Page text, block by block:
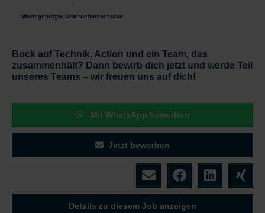
Wertegeprägte Unternehmenskultur
Bock auf Technik, Action und ein Team, das
zusammenhält? Dann bewirb dich jetzt und werde Teil
unseres Teams – wir freuen uns auf dich!
Mit WhatsApp bewerben
Jetzt bewerben
Details zu diesem Job anzeigen